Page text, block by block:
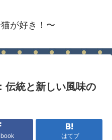
が好き！〜
伝統と新しい風味の
はてブ